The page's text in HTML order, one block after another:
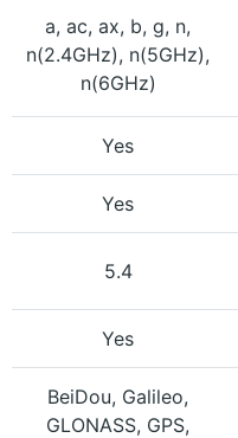
a, ac, ax, b, g, n,
n(2.4GHz), n(5GHz),
n(6GHz)
Yes
Yes
5.4
Yes
BeiDou, Galileo,
GLONASS, GPS,